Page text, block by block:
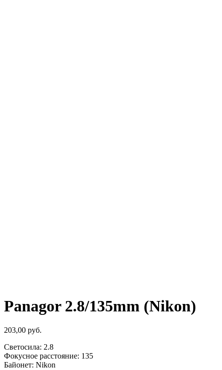
Panagor 2.8/135mm (Nikon)
203,00 руб.
Светосила: 2.8
Фокусное расстояние: 135
Байонет: Nikon